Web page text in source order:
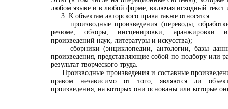
любом языке и в любой форме, включая исходный текст
3. К объектам авторского права также относятся:
производные произведения (переводы,
резюме, обзоры, инсценировки, аранжировки
произведений наук, литературы и искусства);
сборники (энциклопедии, антологии, базы
произведения, представляющие собой по подбору или
результат творческого труда.
Производные произведения и составные
правом независимо от того, являются ли
произведения, на которых они основаны или которые